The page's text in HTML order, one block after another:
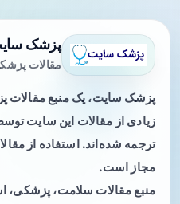
پزشک
مقالات
پزشک سایت، یک منبع
زیادی از مقالات این سایت
ترجمه شده‌اند. استفاده از
مجاز است.
منبع مقالات سلامت، پزشکی،